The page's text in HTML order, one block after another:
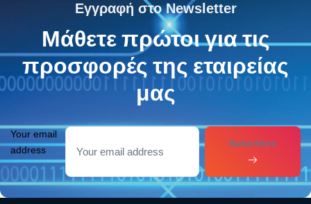
Εγγραφή στο Newsletter
Μάθετε πρώτοι για τις
προσφορές της εταιρείας
μας
Your email
address
Subcribes